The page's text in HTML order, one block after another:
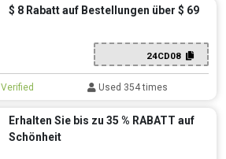
$ 8 Rabatt auf Bestellungen über $ 69
24CD08
Verified Used 354 times
Erhalten Sie bis zu 35 % RABATT auf
Schönheit